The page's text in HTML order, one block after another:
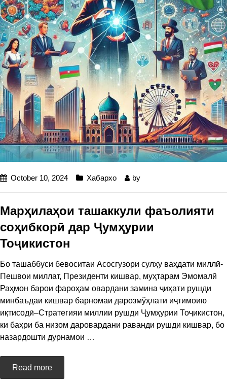
October 10, 2024 Хабархо by
Марҳилаҳои ташаккули фаъолияти
соҳибкорӣ дар Ҷумҳурии
Тоҷикистон
Бо ташаббуси бевоситаи Асосгузори сулҳу ваҳдати миллӣ-
Пешвои миллат, Президенти кишвар, муҳтарам Эмомалӣ
Раҳмон барои фароҳам овардани замина ҷиҳати рушди
минбаъдаи кишвар барномаи дарозмўҳлати иҷтимоию
иқтисодӣ–Стратегияи миллии рушди Ҷумҳурии Тоҷикистон,
ки баҳри ба низом даровардани раванди рушди кишвар, бо
назардошти дурнамои …
Read more